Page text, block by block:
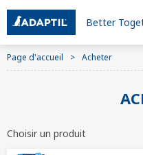
Better
Page d'accueil Acheter
Choisir un produit